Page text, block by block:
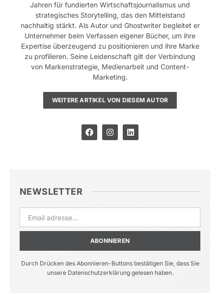
Jahren für fundierten Wirtschaftsjournalismus und
strategisches Storytelling, das den Mittelstand
nachhaltig stärkt. Als Autor und Ghostwriter begleitet er
Unternehmer beim Verfassen eigener Bücher, um ihre
Expertise überzeugend zu positionieren und ihre Marke
zu profilieren. Seine Leidenschaft gilt der Verbindung
von Markenstrategie, Medienarbeit und Content-
Marketing.
WEITERE ARTIKEL VON DIESEM AUTOR
NEWSLETTER
ABONNIEREN
Durch Drücken des Abonnieren-Buttons bestätigen Sie, dass Sie
unsere Datenschutzerklärung gelesen haben.